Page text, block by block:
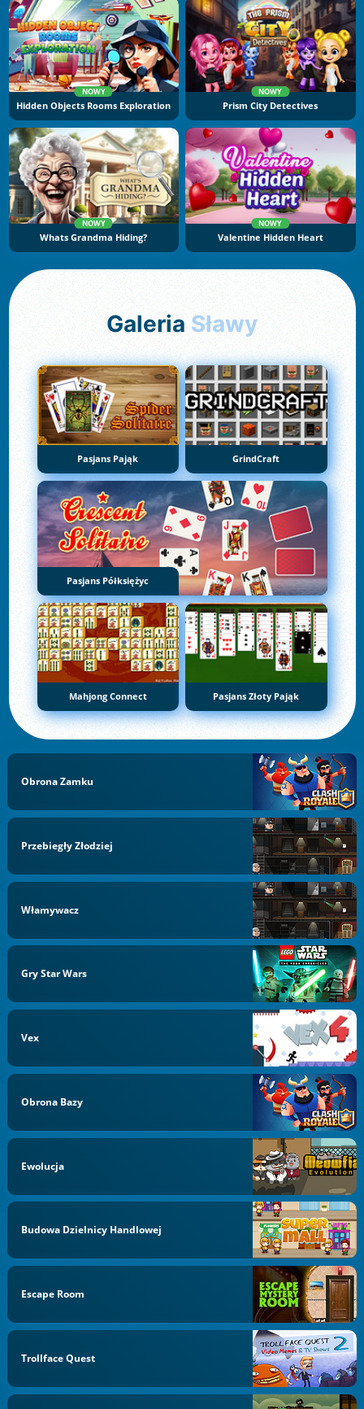
NOWY
Hidden Objects Rooms Exploration
NOWY
Prism City Detectives
NOWY
Whats Grandma Hiding?
NOWY
Valentine Hidden Heart
Galeria Sławy
Pasjans Pająk GrindCraft
Pasjans Półksiężyc
Mahjong Connect Pasjans Złoty Pająk
Obrona Zamku
Przebiegły Złodziej
Włamywacz
Gry Star Wars
Vex
Obrona Bazy
Ewolucja
Budowa Dzielnicy Handlowej
Escape Room
Trollface Quest